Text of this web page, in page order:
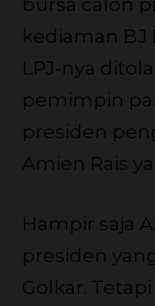
kediaman BJ
LPJ-nya
pemimpin
presiden
Amien Rais
Hampir saja
presiden
Golkar.